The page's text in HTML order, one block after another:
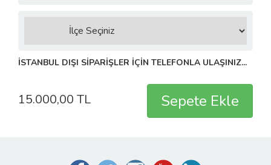
İSTANBUL DIŞI SİPARİŞLER İÇİN TELEFONLA ULAŞINIZ...
15.000,00 TL